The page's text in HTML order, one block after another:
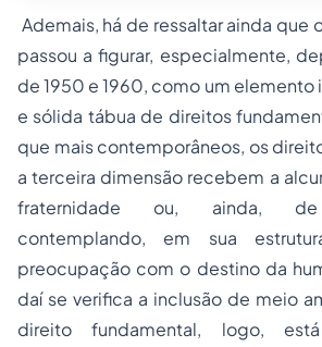
Ademais, há de ressaltar ainda que
passou a figurar, especialmente,
de 1950 e 1960, como um elemento
e sólida tábua de direitos
que mais contemporâneos, os
a terceira dimensão recebem a
fraternidade ou, ainda, de
contemplando, em sua
preocupação com o destino da
daí se verifica a inclusão de meio
direito fundamental, logo,